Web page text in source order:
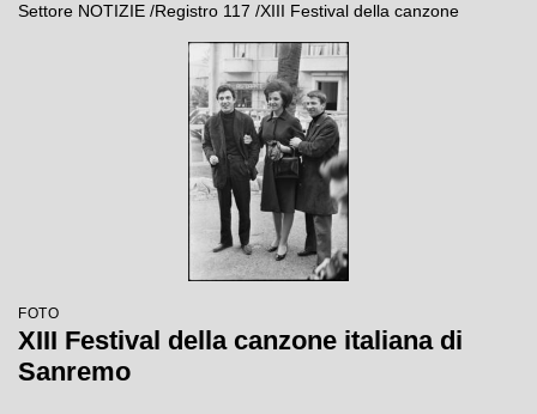
Settore NOTIZIE /Registro 117 /XIII Festival della canzone
FOTO
XIII Festival della canzone italiana di
Sanremo